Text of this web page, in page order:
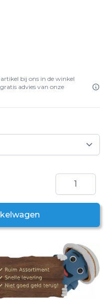
bij ons in de winkel
advies van onze
vriend
Aantal